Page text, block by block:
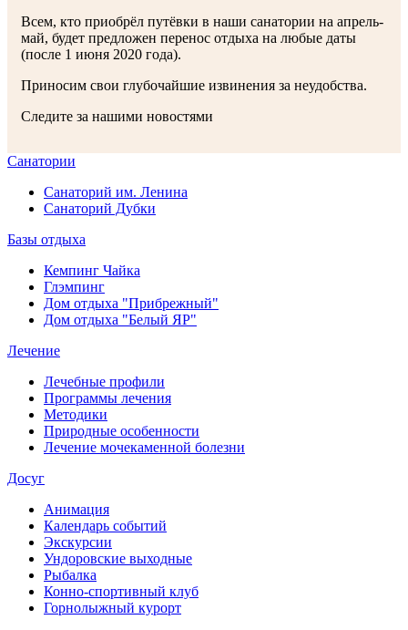
Всем, кто приобрёл путёвки в наши санатории на апрель-
май, будет предложен перенос отдыха на любые даты
(после 1 июня 2020 года).
Приносим свои глубочайшие извинения за неудобства.
Следите за нашими новостями
Санатории
Санаторий им. Ленина
Санаторий Дубки
Базы отдыха
Кемпинг Чайка
Глэмпинг
Дом отдыха "Прибрежный"
Дом отдыха "Белый ЯР"
Лечение
Лечебные профили
Программы лечения
Методики
Природные особенности
Лечение мочекаменной болезни
Досуг
Анимация
Календарь событий
Экскурсии
Ундоровские выходные
Рыбалка
Конно-спортивный клуб
Горнолыжный курорт